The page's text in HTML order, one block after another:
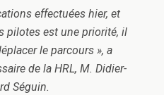
effectuées hier, et
pilotes est une priorité, il
le parcours », a
de la HRL, M. Didier-
Séguin.